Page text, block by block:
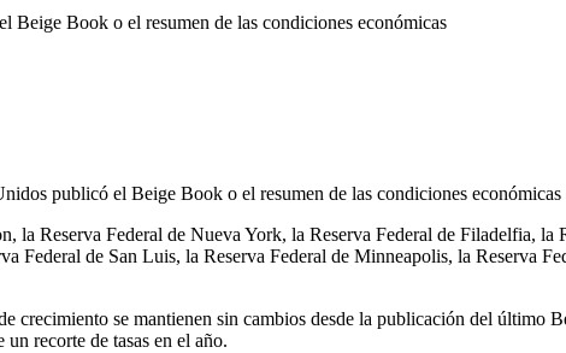
Beige Book o el resumen de las condiciones económicas
publicó el Beige Book o el resumen de las condiciones
la Reserva Federal de Nueva York, la Reserva Federal de Filadelfia,
Federal de San Luis, la Reserva Federal de Minneapolis, la Reserva
crecimiento se mantienen sin cambios desde la publicación del
recorte de tasas en el año.